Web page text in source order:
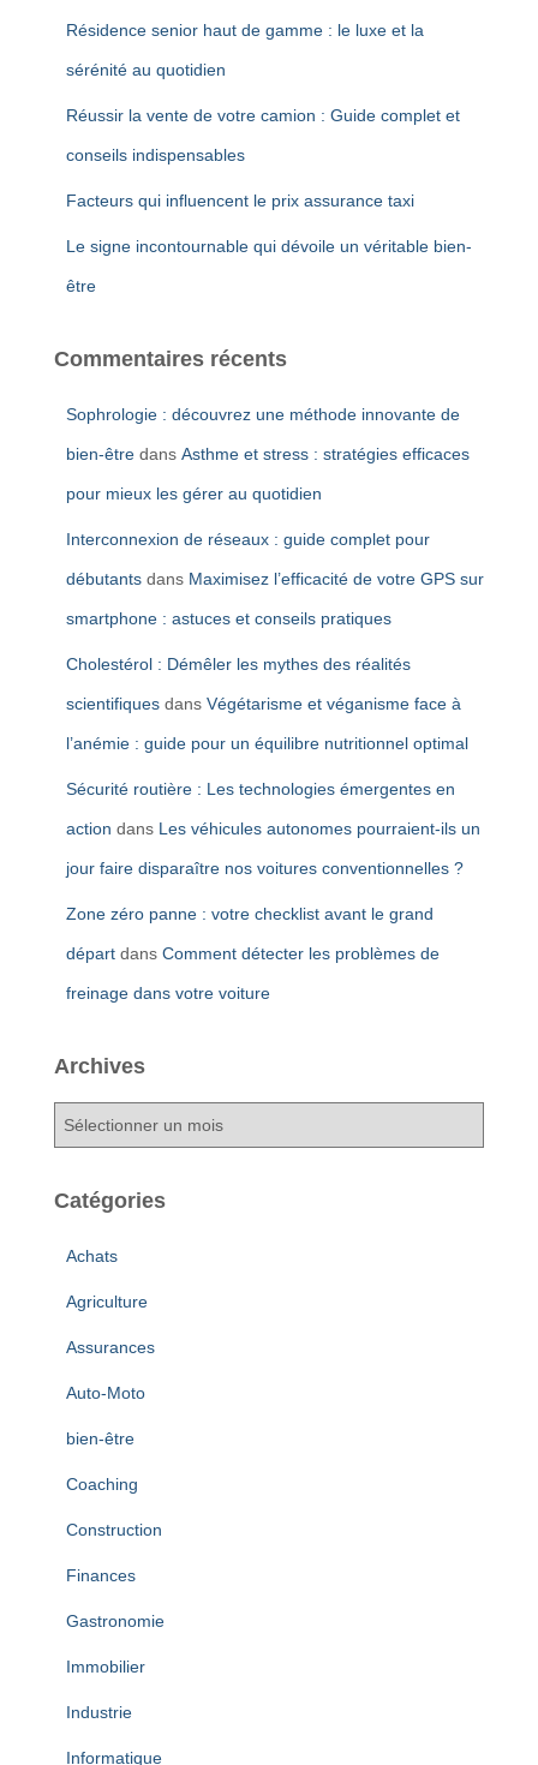
Résidence senior haut de gamme : le luxe et la
sérénité au quotidien
Réussir la vente de votre camion : Guide complet et
conseils indispensables
Facteurs qui influencent le prix assurance taxi
Le signe incontournable qui dévoile un véritable bien-
être
Commentaires récents
Sophrologie : découvrez une méthode innovante de
bien-être dans Asthme et stress : stratégies efficaces
pour mieux les gérer au quotidien
Interconnexion de réseaux : guide complet pour
débutants dans Maximisez l’efficacité de votre GPS sur
smartphone : astuces et conseils pratiques
Cholestérol : Démêler les mythes des réalités
scientifiques dans Végétarisme et véganisme face à
l’anémie : guide pour un équilibre nutritionnel optimal
Sécurité routière : Les technologies émergentes en
action dans Les véhicules autonomes pourraient-ils un
jour faire disparaître nos voitures conventionnelles ?
Zone zéro panne : votre checklist avant le grand
départ dans Comment détecter les problèmes de
freinage dans votre voiture
Archives
h
Catégories
Achats
Agriculture
Assurances
Auto-Moto
bien-être
Coaching
Construction
Finances
Gastronomie
Immobilier
Industrie
Informatique